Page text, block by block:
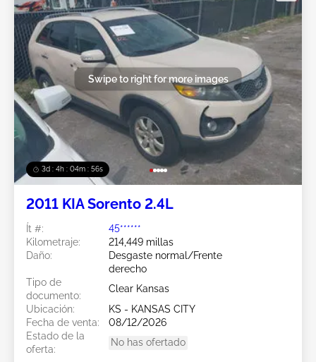
3d : 4h : 04m : 53s
Swipe to right for more images
2011 KIA Sorento 2.4L
Ít #:
45******
Kilometraje:
214,449 millas
Daño:
Desgaste normal/Frente
derecho
Tipo de
documento:
Clear Kansas
Ubicación:
KS - KANSAS CITY
Fecha de venta:
08/12/2026
Estado de la
oferta:
No has ofertado